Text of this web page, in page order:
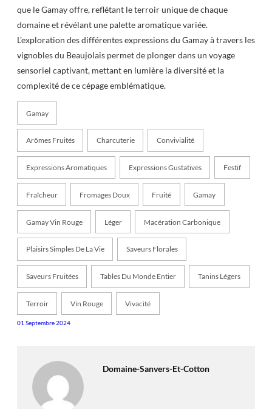
que le Gamay offre, reflétant le terroir unique de chaque
domaine et révélant une palette aromatique variée.
L’exploration des différentes expressions du Gamay à travers les
vignobles du Beaujolais permet de plonger dans un voyage
sensoriel captivant, mettant en lumière la diversité et la
complexité de ce cépage emblématique.
Gamay
Arômes Fruités Charcuterie Convivialité
Expressions Aromatiques Expressions Gustatives Festif
Fraîcheur Fromages Doux Fruité Gamay
Gamay Vin Rouge Léger Macération Carbonique
Plaisirs Simples De La Vie Saveurs Florales
Saveurs Fruitées Tables Du Monde Entier Tanins Légers
Terroir Vin Rouge Vivacité
01 Septembre 2024
Domaine-Sanvers-Et-Cotton